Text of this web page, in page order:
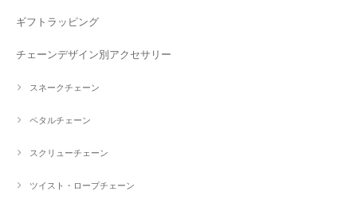
ギフトラッピング
チェーンデザイン別アクセサリー
スネークチェーン
ペタルチェーン
スクリューチェーン
ツイスト・ロープチェーン